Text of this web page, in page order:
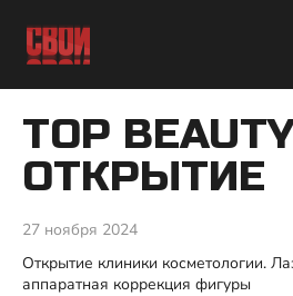
TOP
ОТКРЫТИЕ
27 ноября 2024
Открытие клиники косметологии.
аппаратная коррекция фигуры